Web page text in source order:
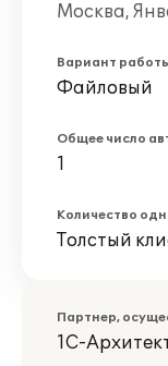
Москва,
Вариант
Файловый
Общее число
1
Количество
Толстый
Партнер,
1С-